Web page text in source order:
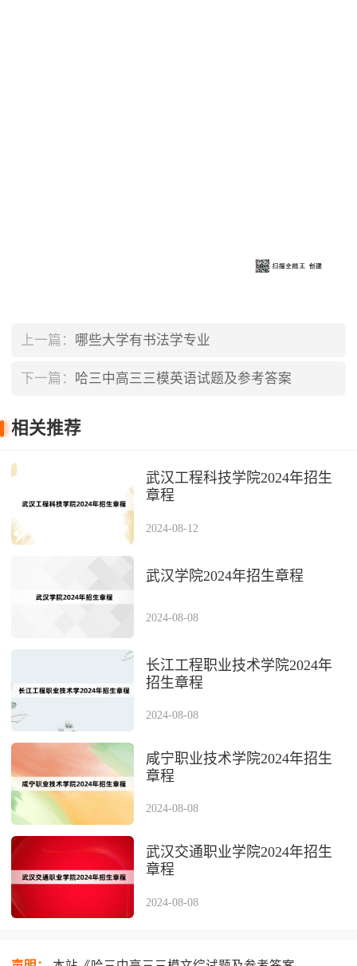
上一篇： 哪些大学有书法学专业
下一篇： 哈三中高三三模英语试题及参考答案
相关推荐
武汉工程科技学院2024年招生
章程
2024-08-12
武汉学院2024年招生章程
2024-08-08
长江工程职业技术学院2024年
招生章程
2024-08-08
咸宁职业技术学院2024年招生
章程
2024-08-08
武汉交通职业学院2024年招生
章程
2024-08-08